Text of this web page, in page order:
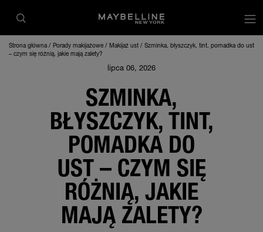
Strona główna Porady makijażowe Makijaż ust
Szminka, błyszczyk, tint, pomadka do ust
– czym się różnią, jakie mają zalety?
lipca 06, 2026
SZMINKA,
BŁYSZCZYK, TINT,
POMADKA DO
UST – CZYM SIĘ
RÓŻNIĄ, JAKIE
MAJĄ ZALETY?